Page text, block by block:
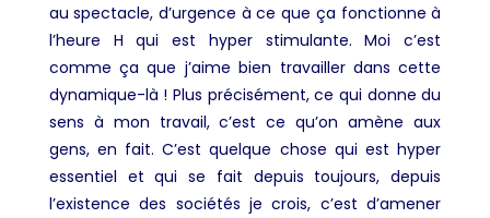
au spectacle, d’urgence à ce que ça fonctionne à
l’heure H qui est hyper stimulante. Moi c’est
comme ça que j’aime bien travailler dans cette
dynamique-là ! Plus précisément, ce qui donne du
sens à mon travail, c’est ce qu’on amène aux
gens, en fait. C’est quelque chose qui est hyper
essentiel et qui se fait depuis toujours, depuis
l’existence des sociétés je crois, c’est d’amener